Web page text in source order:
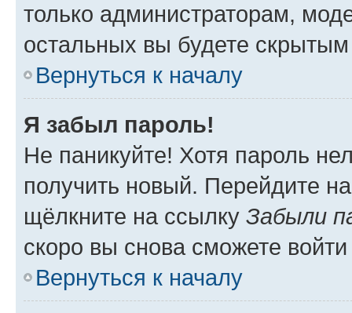
только администраторам,
остальных вы будете
Вернуться к началу
Я забыл пароль!
Не паникуйте! Хотя пароль
получить новый. Перейдите
щёлкните на ссылку Забыли
скоро вы снова сможете
Вернуться к началу